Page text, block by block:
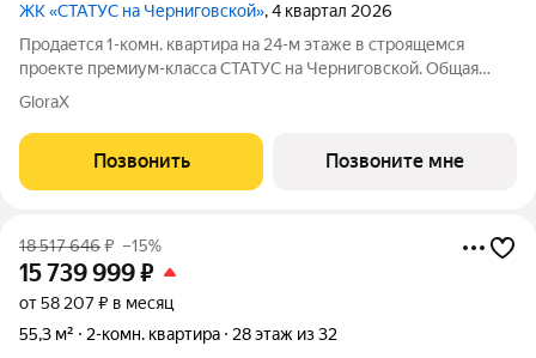
ЖК «СТАТУС на Черниговской», 4 квартал 2026
Продается 1-комн. квартира на 24-м этаже в строящемся
проекте премиум-класса СТАТУС на Черниговской. Общая
площадь лота составляет 39,81 кв. м, из которых 13,36 кв. м
квартиры - 491.
GloraX
Позвонить Позвоните мне
18 517 646₽ –15%
15 739 999₽
от 58 207 ₽ в месяц
55,3 м²
2-комн. квартира 28 этаж из 32